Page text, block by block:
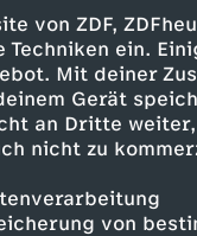
von ZDF,
ein.
Mit deiner
Gerät
an Dritte
nicht zu
von